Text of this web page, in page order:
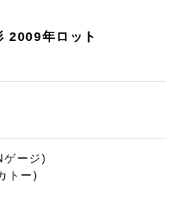
2009年ロット
ゲージ)
トー)